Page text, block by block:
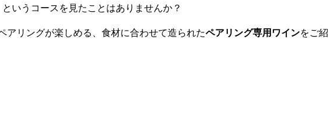
いうコースを見たことはありませんか？
アリングが楽しめる、食材に合わせて造られたペアリング専用ワインをご紹